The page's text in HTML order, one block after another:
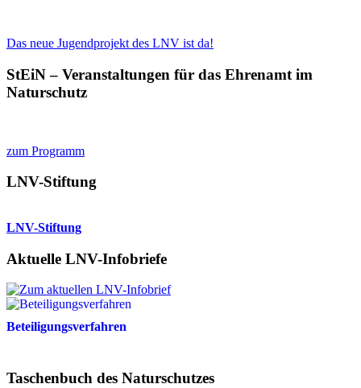
Das neue Jugendprojekt des LNV ist da!
StEiN – Veranstaltungen für das Ehrenamt im
Naturschutz
zum Programm
LNV-Stiftung
LNV-Stiftung
Aktuelle LNV-Infobriefe
Beteiligungsverfahren
Taschenbuch des Naturschutzes